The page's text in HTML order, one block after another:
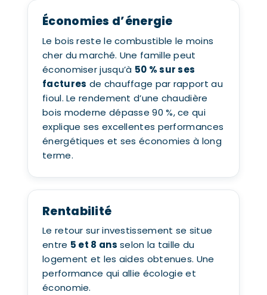
Économies d’énergie
Le bois reste le combustible le moins
cher du marché. Une famille peut
économiser jusqu’à 50 % sur ses
factures de chauffage par rapport au
fioul. Le rendement d’une chaudière
bois moderne dépasse 90 %, ce qui
explique ses excellentes performances
énergétiques et ses économies à long
terme.
Rentabilité
Le retour sur investissement se situe
entre 5 et 8 ans selon la taille du
logement et les aides obtenues. Une
performance qui allie écologie et
économie.